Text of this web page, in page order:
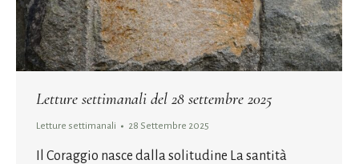
Letture settimanali del 28 settembre 2025
Letture settimanali 28 Settembre 2025
Il Coraggio nasce dalla solitudine La santità